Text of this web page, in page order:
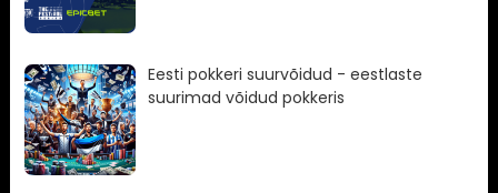
Eesti pokkeri suurvõidud - eestlaste
suurimad võidud pokkeris